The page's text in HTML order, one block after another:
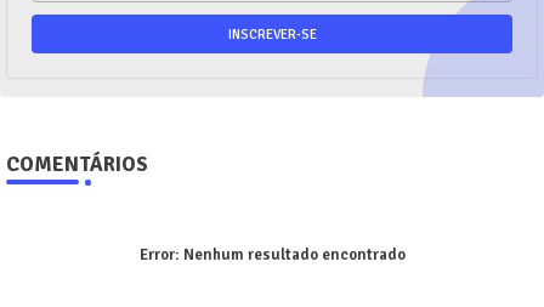
COMENTÁRIOS
Error: Nenhum resultado encontrado